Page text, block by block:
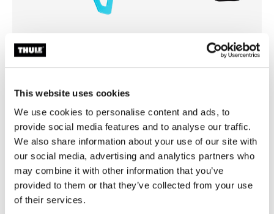
This website uses cookies
We use cookies to personalise content and ads, to
provide social media features and to analyse our traffic.
We also share information about your use of our site with
our social media, advertising and analytics partners who
may combine it with other information that you’ve
provided to them or that they’ve collected from your use
of their services.
Thule smartphone bike mount
Thule quick release bracket
Toggle overview
Описание изделий